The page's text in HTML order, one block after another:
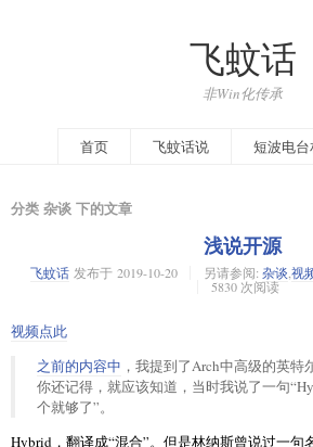
飞蚊话
非Win化传承
首页
飞蚊话说 短波电
分类 杂谈 下的文章
浅说开源
飞蚊话发布于 2019-10-20 另请参阅: 杂谈 视
5830 次阅读
视频点此
之前的内容中 ，我提到了Arch中高级的英
你还记得，就应该知道，当时我说了一句
个就够了”。
Hybrid，翻译成“混合”。但是林纳斯曾说过一句